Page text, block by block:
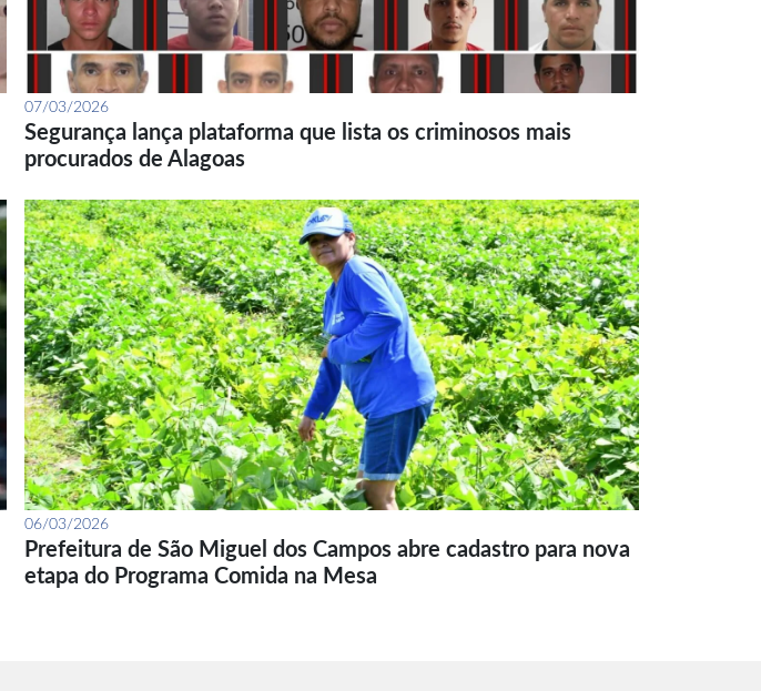
07/03/2026
Segurança lança plataforma que lista os criminosos mais
procurados de Alagoas
06/03/2026
Prefeitura de São Miguel dos Campos abre cadastro para nova
etapa do Programa Comida na Mesa